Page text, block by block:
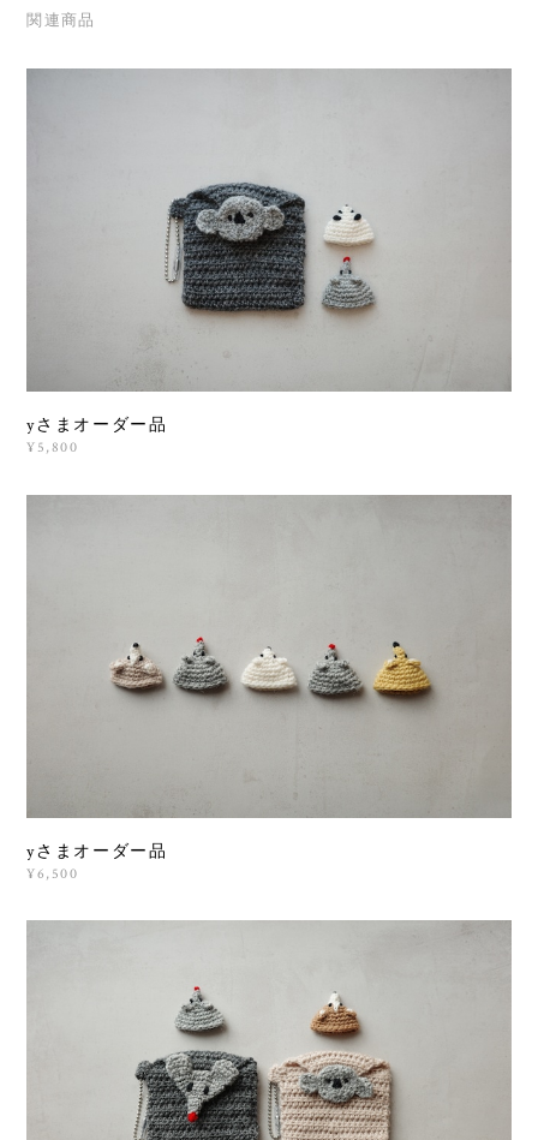
関連商品
yさまオーダー品
¥5,800
yさまオーダー品
¥6,500